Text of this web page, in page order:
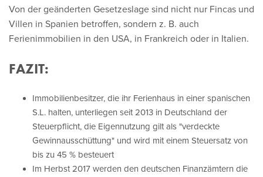
Von der geänderten Gesetzeslage sind nicht nur Fincas und
Villen in Spanien betroffen, sondern z. B. auch
Ferienimmobilien in den USA, in Frankreich oder in Italien.
FAZIT:
Immobilienbesitzer, die ihr Ferienhaus in einer spanischen
S.L. halten, unterliegen seit 2013 in Deutschland der
Steuerpflicht, die Eigennutzung gilt als "verdeckte
Gewinnausschüttung" und wird mit einem Steuersatz von
bis zu 45 % besteuert
Im Herbst 2017 werden den deutschen Finanzämtern die